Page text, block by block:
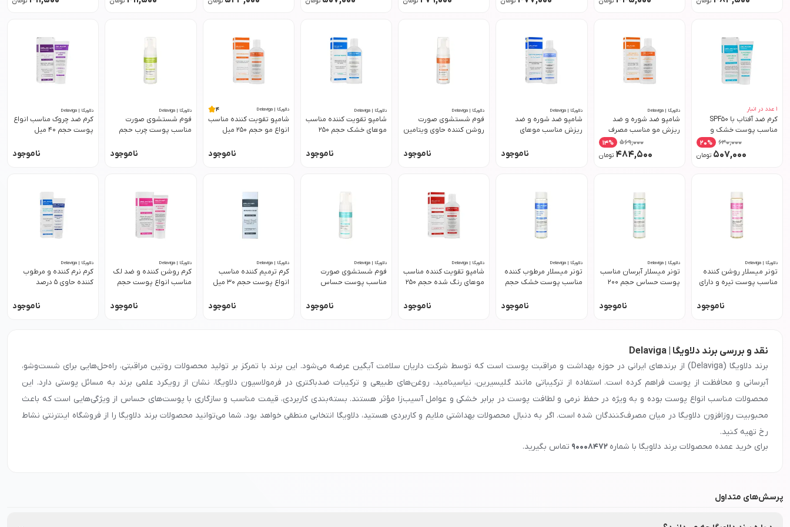
1 عدد در انبار
کرم ضد آفتاب با SPF50
مناسب پوست خشک و
حساس حجم 40 میل
640,000
20%
507,000 تومان
دلاویگا | Delaviga
شامپو ضد شوره و ضد
ریزش مو مناسب مصرف
روزانه حجم 250 میل
569,000
14%
484,500 تومان
دلاویگا | Delaviga
شامپو ضد شوره و ضد
ریزش مناسب موهای
ناموجود
دلاویگا | Delaviga
فوم شستشوی صورت
روشن کننده حاوی ویتامین
ناموجود
دلاویگا | Delaviga
شامپو تقویت کننده مناسب
موهای خشک حجم 250
ناموجود
دلاویگا | Delaviga 4
شامپو تقویت کننده مناسب
انواع مو حجم 250 میل
ناموجود
دلاویگا | Delaviga
فوم شستشوی صورت
مناسب پوست چرب حجم
ناموجود
دلاویگا | Delaviga
کرم ضد چروک مناسب انواع
پوست حجم 40 میل
ناموجود
دلاویگا | Delaviga
تونر میسلار روشن کننده
مناسب پوست تیره و دارای
ناموجود
دلاویگا | Delaviga
تونر میسلار آبرسان مناسب
پوست حساس حجم 200
ناموجود
دلاویگا | Delaviga
تونر میسلار مرطوب کننده
مناسب پوست خشک حجم
ناموجود
دلاویگا | Delaviga
شامپو تقویت کننده مناسب
موهای رنگ شده حجم 250
ناموجود
دلاویگا | Delaviga
فوم شستشوی صورت
مناسب پوست حساس
ناموجود
دلاویگا | Delaviga
کرم ترمیم کننده مناسب
انواع پوست حجم 30 میل
ناموجود
دلاویگا | Delaviga
کرم روشن کننده و ضد لک
مناسب انواع پوست حجم
ناموجود
دلاویگا | Delaviga
کرم نرم کننده و مرطوب
کننده حاوی 5 درصد
ناموجود
نقد و بررسی برند دلاویگا | Delaviga
برند دلاویگا (Delaviga) از برندهای ایرانی در حوزه بهداشت و مراقبت پوست است که توسط شرکت داریان سلامت آیگین عرضه می‌شود. این برند با تمرکز بر تولید محصولات روتین مراقبتی، راه‌حل‌هایی برای شست‌وشو،
آبرسانی و محافظت از پوست فراهم کرده است. استفاده از ترکیباتی مانند گلیسیرین، نیاسینامید، روغن‌های طبیعی و ترکیبات ضدباکتری در فرمولاسیون دلاویگا، نشان از رویکرد علمی برند به مسائل پوستی دارد. این
محصولات مناسب انواع پوست بوده و به ویژه در حفظ نرمی و لطافت پوست در برابر خشکی و عوامل آسیب‌زا مؤثر هستند. بسته‌بندی کاربردی، قیمت مناسب و سازگاری با پوست‌های حساس از ویژگی‌هایی است که باعث
محبوبیت روزافزون دلاویگا در میان مصرف‌کنندگان شده است. اگر به دنبال محصولات بهداشتی ملایم و کاربردی هستید، دلاویگا انتخابی منطقی خواهد بود. شما می‌توانید محصولات برند دلاویگا را از فروشگاه اینترنتی نشاط
رخ تهیه کنید.
معرفی و ویژگی‌های برنددلاویگا
برای خرید عمده محصولات برند دلاویگا با شماره 90008472 تماس بگیرید.
پرسش‌های متداول